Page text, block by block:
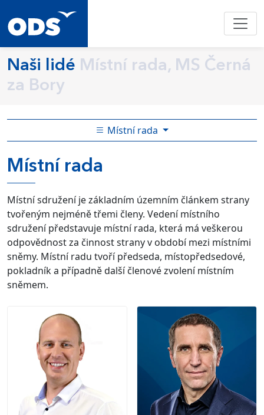
Naši lidé Místní rada, MS Černá
za Bory
Místní rada
Místní rada
Místní sdružení je základním územním článkem strany
tvořeným nejméně třemi členy. Vedení místního
sdružení představuje místní rada, která má veškerou
odpovědnost za činnost strany v období mezi místními
sněmy. Místní radu tvoří předseda, místopředsedové,
pokladník a případně další členové zvolení místním
sněmem.